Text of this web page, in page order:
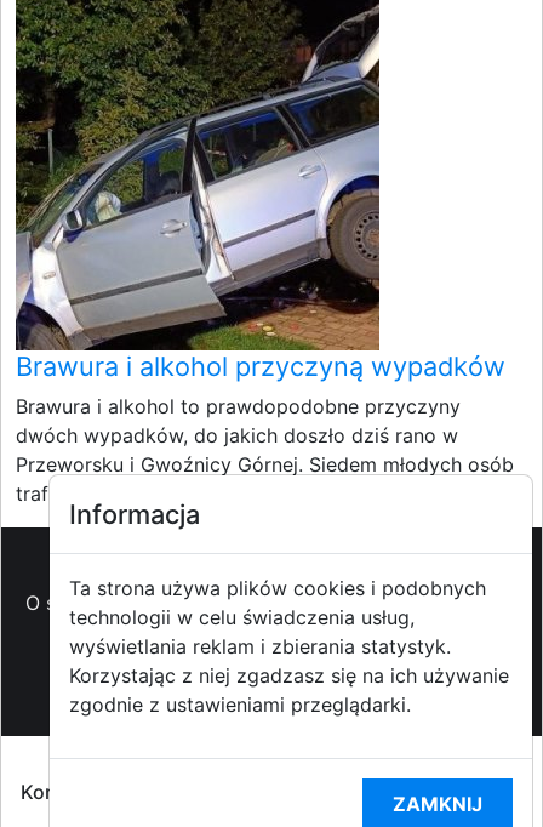
Brawura i alkohol przyczyną wypadków
Brawura i alkohol to prawdopodobne przyczyny
dwóch wypadków, do jakich doszło dziś rano w
Przeworsku i Gwoźnicy Górnej. Siedem młodych osób
trafiło do...
O strzyzowiak.pl-Reklama-Pomoc (FAQ)-Patronat
medialny - Prawa autorskie- Redakcja i
kontakt -Współpraca z mediami
Copyright ©2009-2014 strzyzowiak.pl,
Korzystanie z Portalu oznacza akceptacjąRegulaminu
Polityką prywatności RODO
Informacja
Ta strona używa plików cookies i podobnych
technologii w celu świadczenia usług,
wyświetlania reklam i zbierania statystyk.
Korzystając z niej zgadzasz się na ich używanie
zgodnie z ustawieniami przeglądarki.
ZAMKNIJ